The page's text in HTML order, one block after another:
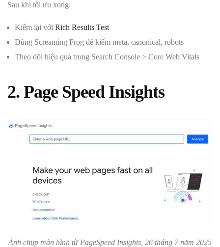
Sau khi tối ưu xong:
Kiểm lại với Rich Results Test
Dùng Screaming Frog để kiểm meta, canonical, robots
Theo dõi hiệu quả trong Search Console > Core Web Vitals
2. Page Speed Insights
Ảnh chụp màn hình từ PageSpeed Insights, 26 tháng 7 năm 2025